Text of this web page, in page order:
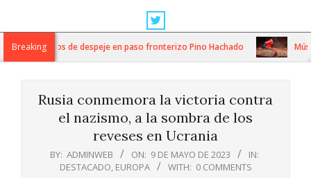
Navigation
MenuBreaking
trabajos de despeje en paso fronterizo Pino Hachado
Rusia conmemora la victoria contra
el nazismo, a la sombra de los
reveses en Ucrania
BY: ADMINWEB ON: 9 DE MAYO DE 2023
IN:
DESTACADO, EUROPA WITH: 0 COMMENTS